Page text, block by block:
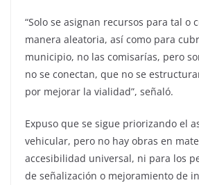
“Solo se asignan recursos para tal o
manera aleatoria, así como para
municipio, no las comisarías, pero
no se conectan, que no se
por mejorar la vialidad”, señaló.
Expuso que se sigue priorizando el
vehicular, pero no hay obras en
accesibilidad universal, ni para los
de señalización o mejoramiento de